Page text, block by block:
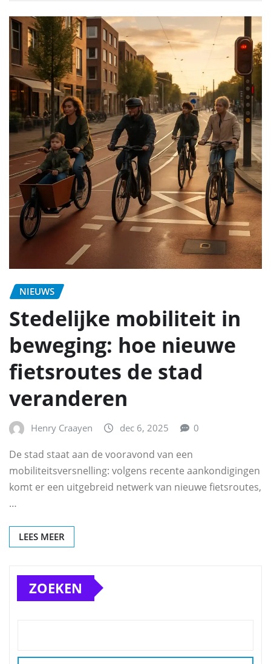
NIEUWS
Stedelijke mobiliteit in
beweging: hoe nieuwe
fietsroutes de stad
veranderen
Henry Craayen dec 6, 2025 0
De stad staat aan de vooravond van een
mobiliteitsversnelling: volgens recente aankondigingen
komt er een uitgebreid netwerk van nieuwe fietsroutes,
…
LEES MEER
ZOEKEN